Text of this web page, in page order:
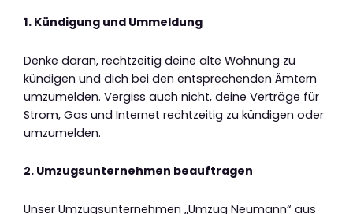
1. Kündigung und Ummeldung
Denke daran, rechtzeitig deine alte Wohnung zu
kündigen und dich bei den entsprechenden Ämtern
umzumelden. Vergiss auch nicht, deine Verträge für
Strom, Gas und Internet rechtzeitig zu kündigen oder
umzumelden.
2. Umzugsunternehmen beauftragen
Unser Umzugsunternehmen „Umzug Neumann“ aus